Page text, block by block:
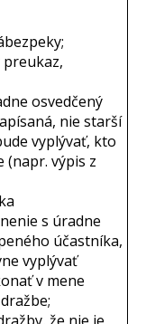
osvedčený
nie starší
vyplývať, kto
(napr. výpis z
s úradne
účastníka,
vyplývať
v mene
že nie je